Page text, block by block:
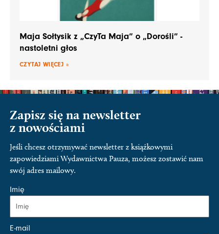
Maja Sołtysik z „CzyTa Maja” o „Dorośli” -
nastoletni głos
CZYTAJ WIĘCEJ »
Zapisz się na newsletter
z nowościami
Jeśli chcesz otrzymywać newsletter z książkowymi
zapowiedziami Wydawnictwa Pauza, możesz zostawić nam
swój adres mailowy.
Imię
E-mail